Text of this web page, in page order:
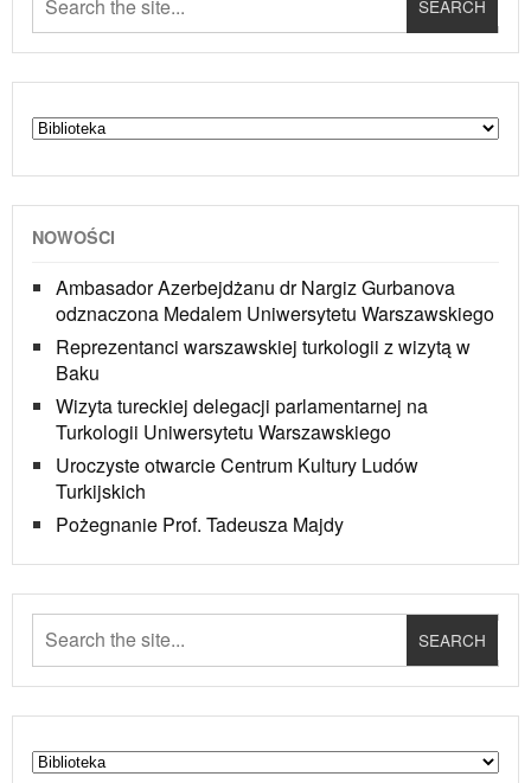
NOWOŚCI
Ambasador Azerbejdżanu dr Nargiz Gurbanova
odznaczona Medalem Uniwersytetu Warszawskiego
Reprezentanci warszawskiej turkologii z wizytą w
Baku
Wizyta tureckiej delegacji parlamentarnej na
Turkologii Uniwersytetu Warszawskiego
Uroczyste otwarcie Centrum Kultury Ludów
Turkijskich
Pożegnanie Prof. Tadeusza Majdy